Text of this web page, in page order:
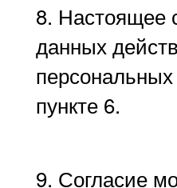
8. Настоящее
данных
пункте 6.
9. Согласие